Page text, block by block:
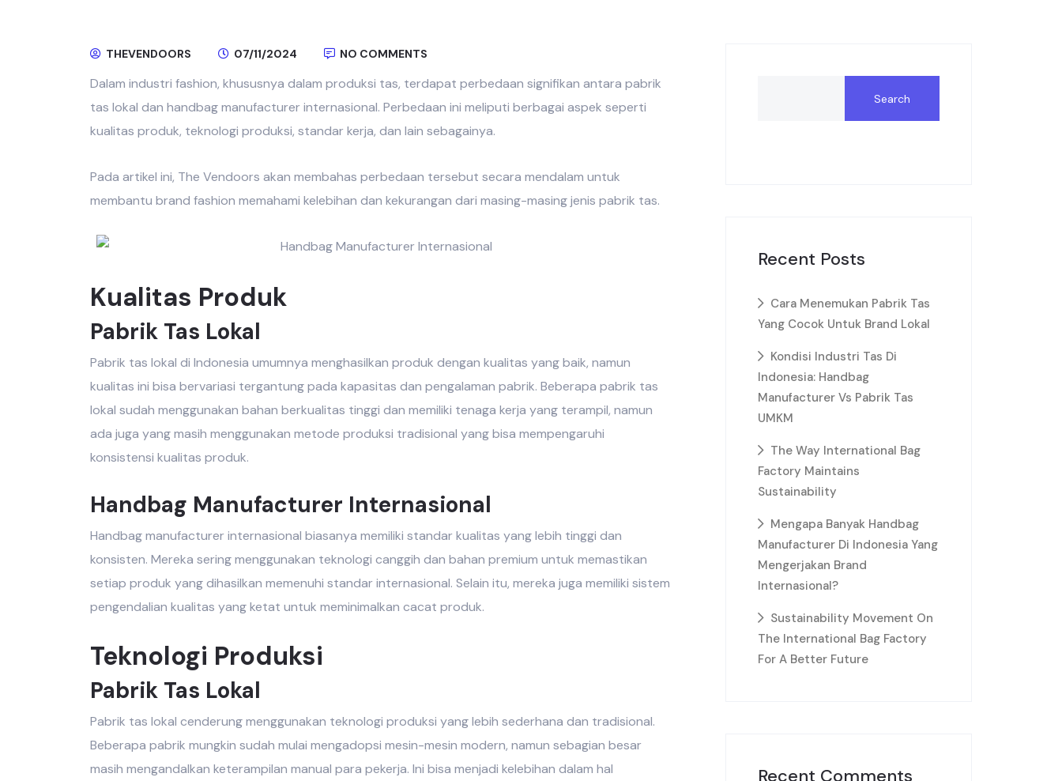
THEVENDOORS 07/11/2024 NO COMMENTS
Dalam industri fashion, khususnya dalam produksi tas, terdapat perbedaan signifikan antara pabrik
tas lokal dan handbag manufacturer internasional. Perbedaan ini meliputi berbagai aspek seperti
kualitas produk, teknologi produksi, standar kerja, dan lain sebagainya.
Pada artikel ini, The Vendoors akan membahas perbedaan tersebut secara mendalam untuk
membantu brand fashion memahami kelebihan dan kekurangan dari masing-masing jenis pabrik tas.
Kualitas Produk
Pabrik Tas Lokal
Pabrik tas lokal di Indonesia umumnya menghasilkan produk dengan kualitas yang baik, namun
kualitas ini bisa bervariasi tergantung pada kapasitas dan pengalaman pabrik. Beberapa pabrik tas
lokal sudah menggunakan bahan berkualitas tinggi dan memiliki tenaga kerja yang terampil, namun
ada juga yang masih menggunakan metode produksi tradisional yang bisa mempengaruhi
konsistensi kualitas produk.
Handbag Manufacturer Internasional
Handbag manufacturer internasional biasanya memiliki standar kualitas yang lebih tinggi dan
konsisten. Mereka sering menggunakan teknologi canggih dan bahan premium untuk memastikan
setiap produk yang dihasilkan memenuhi standar internasional. Selain itu, mereka juga memiliki sistem
pengendalian kualitas yang ketat untuk meminimalkan cacat produk.
Teknologi Produksi
Pabrik Tas Lokal
Pabrik tas lokal cenderung menggunakan teknologi produksi yang lebih sederhana dan tradisional.
Beberapa pabrik mungkin sudah mulai mengadopsi mesin-mesin modern, namun sebagian besar
masih mengandalkan keterampilan manual para pekerja. Ini bisa menjadi kelebihan dalam hal
Search
Recent Posts
Cara Menemukan Pabrik Tas
Yang Cocok Untuk Brand Lokal
Kondisi Industri Tas Di
Indonesia: Handbag
Manufacturer Vs Pabrik Tas
UMKM
The Way International Bag
Factory Maintains
Sustainability
Mengapa Banyak Handbag
Manufacturer Di Indonesia Yang
Mengerjakan Brand
Internasional?
Sustainability Movement On
The International Bag Factory
For A Better Future
Recent Comments